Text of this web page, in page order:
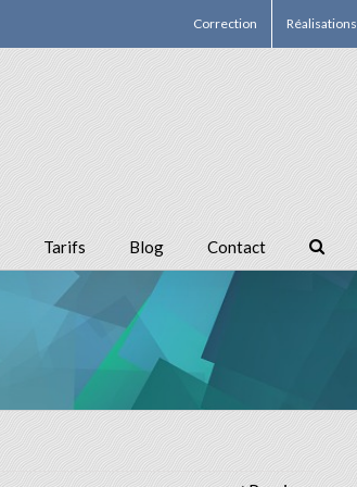
Correction Réalisations
Tarifs Blog Contact